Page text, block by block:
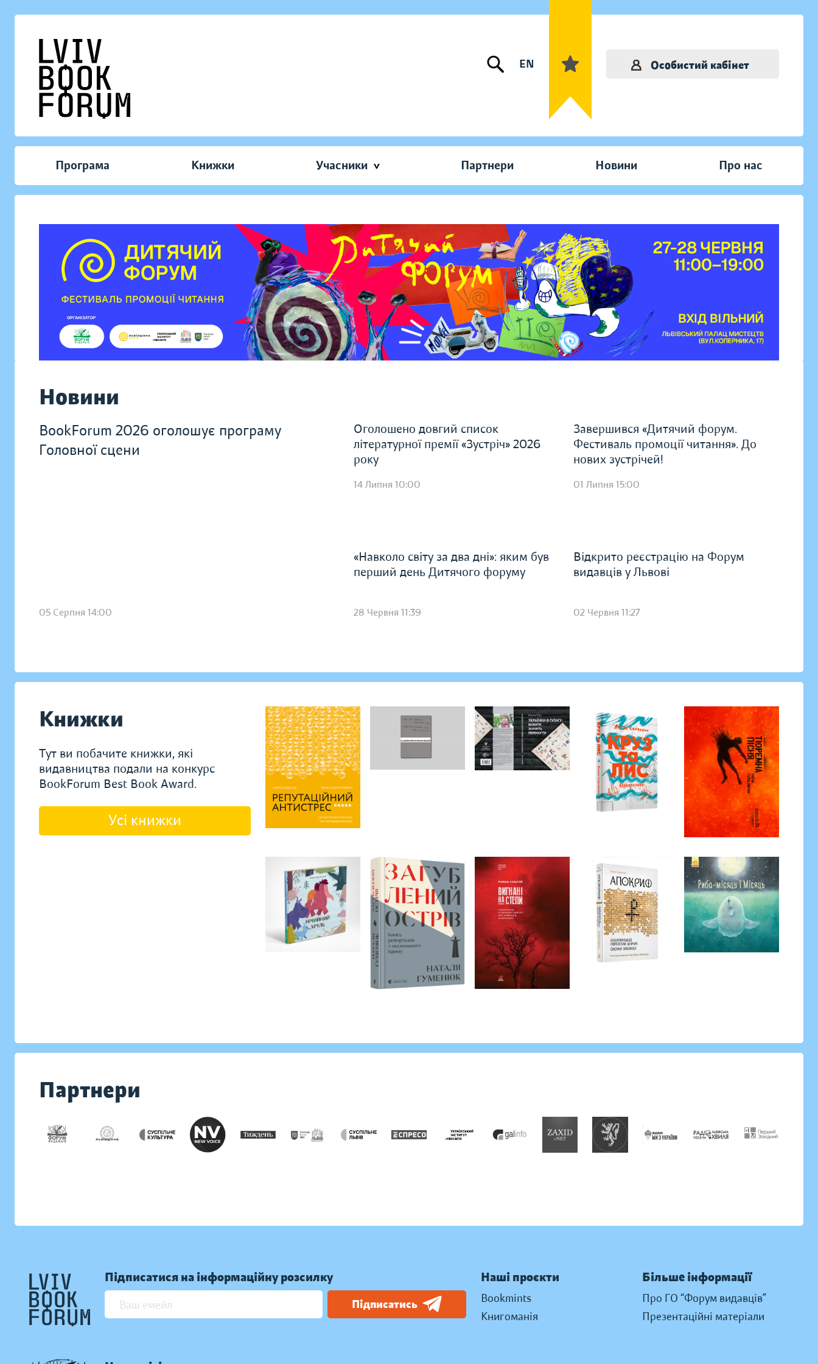
EN Особистий кабінет
Програма Книжки Учасники Партнери Новини Про нас
Новини
BookForum 2026 оголошує програму
Головної сцени
05 Серпня 14:00
Оголошено довгий список
літературної премії «Зустріч» 2026
року
14 Липня 10:00
Завершився «Дитячий форум.
Фестиваль промоції читання». До
нових зустрічей!
01 Липня 15:00
«Навколо світу за два дні»: яким був
перший день Дитячого форуму
28 Червня 11:39
Відкрито реєстрацію на Форум
видавців у Львові
02 Червня 11:27
Книжки
Тут ви побачите книжки, які
видавництва подали на конкурс
BookForum Best Book Award.
Усі книжки
Партнери
Підписатися на інформаційну розсилку
Підписатись
Наші проєкти
Bookmints
Книгоманія
Більше інформації
Про ГО “Форум видавців”
Презентаційні матеріали